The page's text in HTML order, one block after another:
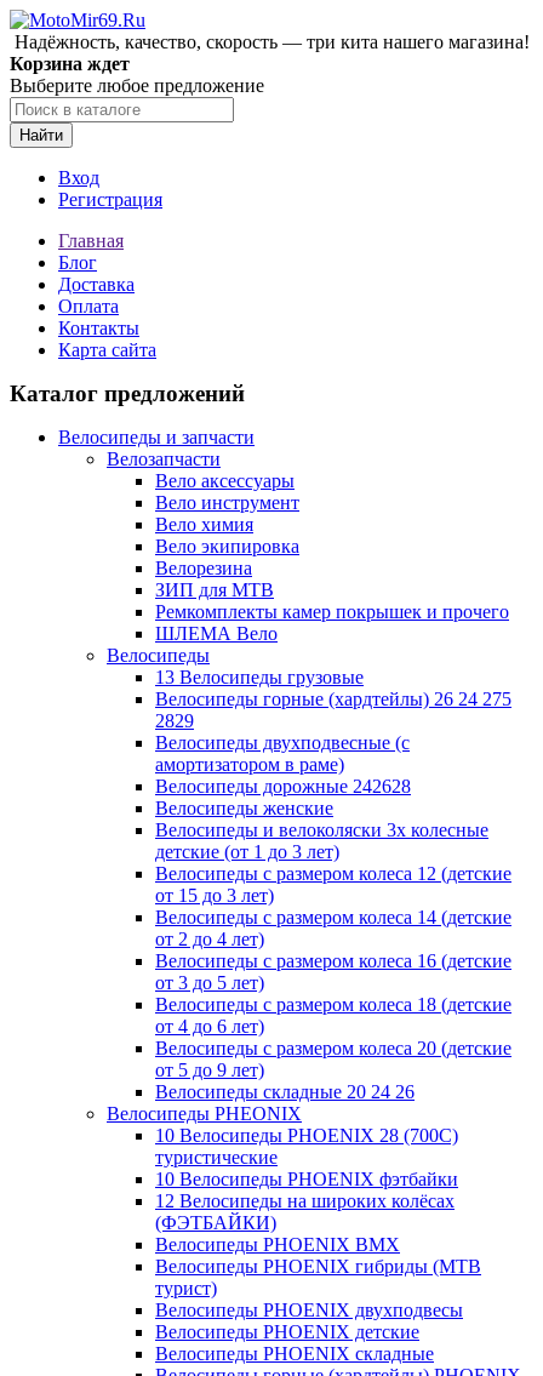
Надёжность, качество, скорость — три кита нашего магазина!
Корзина ждет
Выберите любое предложение
Найти
Вход
Регистрация
Главная
Блог
Доставка
Оплата
Контакты
Карта сайта
Каталог предложений
Велосипеды и запчасти
Велозапчасти
Вело аксессуары
Вело инструмент
Вело химия
Вело экипировка
Велорезина
ЗИП для MTB
Ремкомплекты камер покрышек и прочего
ШЛЕМА Вело
Велосипеды
13 Велосипеды грузовые
Велосипеды горные (хардтейлы) 26 24 275
2829
Велосипеды двухподвесные (с
амортизатором в раме)
Велосипеды дорожные 242628
Велосипеды женские
Велосипеды и велоколяски 3х колесные
детские (от 1 до 3 лет)
Велосипеды с размером колеса 12 (детские
от 15 до 3 лет)
Велосипеды с размером колеса 14 (детские
от 2 до 4 лет)
Велосипеды с размером колеса 16 (детские
от 3 до 5 лет)
Велосипеды с размером колеса 18 (детские
от 4 до 6 лет)
Велосипеды с размером колеса 20 (детские
от 5 до 9 лет)
Велосипеды складные 20 24 26
Велосипеды PHEONIX
10 Велосипеды PHOENIX 28 (700С)
туристические
10 Велосипеды PHOENIX фэтбайки
12 Велосипеды на широких колёсах
(ФЭТБАЙКИ)
Велосипеды PHOENIX BMX
Велосипеды PHOENIX гибриды (MTB
турист)
Велосипеды PHOENIX двухподвесы
Велосипеды PHOENIX детские
Велосипеды PHOENIX складные